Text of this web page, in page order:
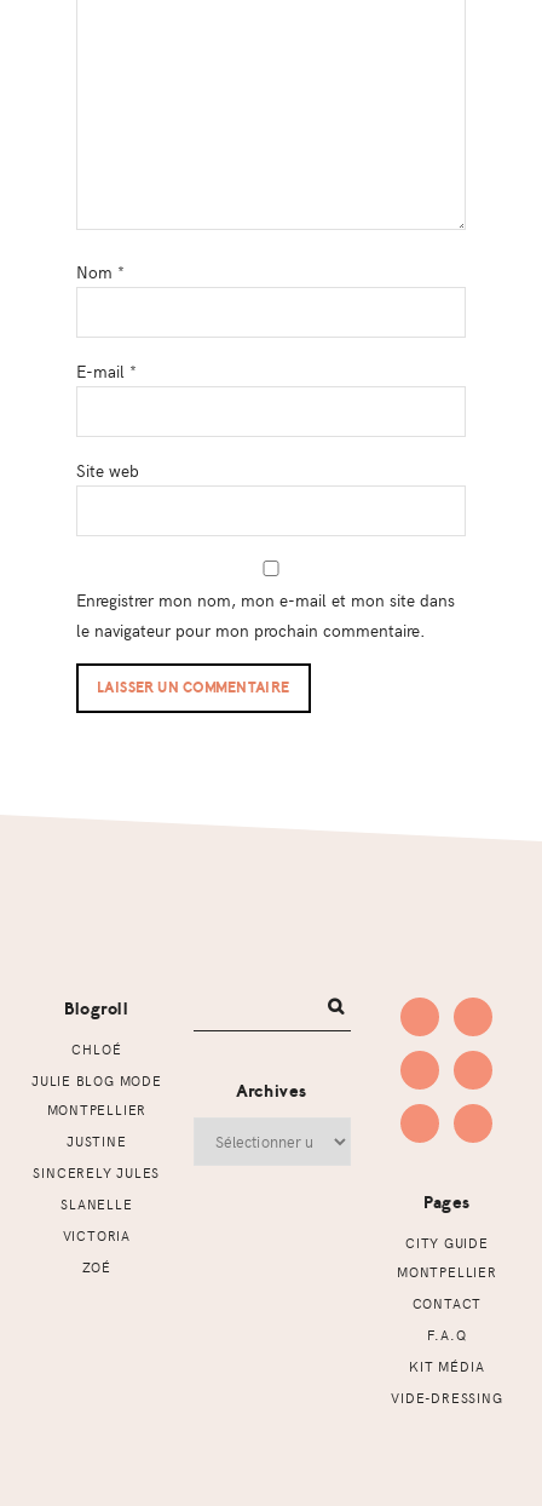
Nom *
E-mail *
Site web
Enregistrer mon nom, mon e-mail et mon site dans
le navigateur pour mon prochain commentaire.
Blogroll
CHLOÉ
JULIE BLOG MODE
MONTPELLIER
JUSTINE
SINCERELY JULES
SLANELLE
VICTORIA
ZOÉ
Archives
Pages
CITY GUIDE
MONTPELLIER
CONTACT
F.A.Q
KIT MÉDIA
VIDE-DRESSING